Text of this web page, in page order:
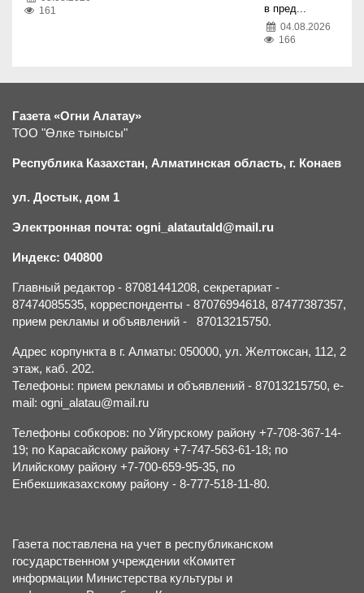
161
в пред...
04.08.2026
166
Газета «Огни Алатау»
ТОО "Өлке тынысы"
Республика Казахстан, Алматинская область, г. Конаев
ул. Достык, дом 1
Электронная почта: ogni_alatautald@mail.ru
Индекс: 040800
Главный редактор - 87081441208, секретариат -
87474085535, корреспонденты - 87076994618, 87477387357,
прием рекламы и объявлений - 87013215750.
Адрес корпункта в г. Алматы: 050000, ул. Желтоксан, 112, 2
этаж, каб. 202.
Телефоны: прием рекламы и объявлений - 87013215750, e-
mail: ogni_alatau@mail.ru
Телефоны собкоров: по Уйгурскому району +7-708-367-14-
19; по Карасайскому району +7-747-563-61-18; по
Илийскому району +7-700-659-95-35, по
Енбекшиказахскому району - 8-777-518-11-80.
Газета поставлена на учет в республиканском
государственном учреждении «Комитет
информации Министерства культуры и